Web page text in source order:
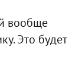
вообще
Это будет